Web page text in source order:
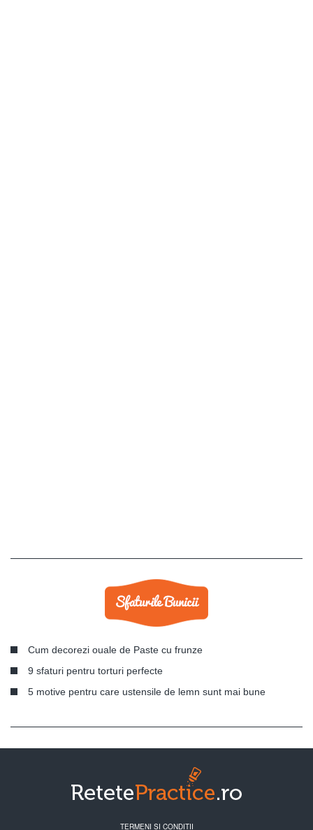
Cum decorezi ouale de Paste cu frunze
9 sfaturi pentru torturi perfecte
5 motive pentru care ustensile de lemn sunt mai bune
TERMENI SI CONDITII